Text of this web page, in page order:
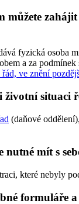
můžete
fyzická osoba
a za podmínek
ve znění
životní situaci
(daňové
nutné mít s
které nebyly
formuláře